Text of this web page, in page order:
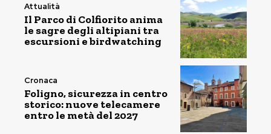
Attualità
Il Parco di Colfiorito anima
le sagre degli altipiani tra
escursioni e birdwatching
Cronaca
Foligno, sicurezza in centro
storico: nuove telecamere
entro le metà del 2027